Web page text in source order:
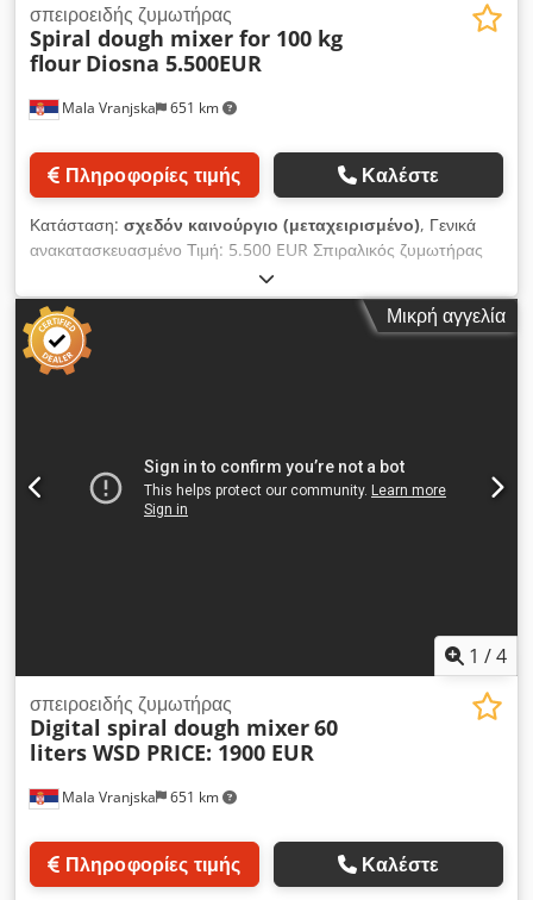
Mala Vranjska 651 km
σπειροειδής ζυμωτήρας
Spiral dough mixer for 100 kg
flour Diosna 5.500EUR
Πληροφορίες τιμής Καλέστε
Κατάσταση: σχεδόν καινούργιο (μεταχειρισμένο), Γενικά
ανακατασκευασμένο Τιμή: 5.500 EUR Σπιραλικός ζυμωτήρας
Χωρητικότητα: 100 κιλά αλεύρι 160/180 κιλά ζύμη Diosna
Όγκος κάδου: 260 λίτρα Ηλεκτρική ισχύς: 380V / 50Hz / 3N/PE
Δύο χρονοδιακόπτες Δύο ταχύτητες Δυνατότητα αντίστροφης
κίνησης Dsdjx N Ed Tjpfx Aqiock Ημικάλυμμα με διακόπτη
ασφαλείας Τροχοί με φρένα
Μικρή αγγελία
1 /4
Mala Vranjska 651 km
σπειροειδής ζυμωτήρας
Digital spiral dough mixer60
liters WSD PRICE: 1900 EUR
Πληροφορίες τιμής Καλέστε